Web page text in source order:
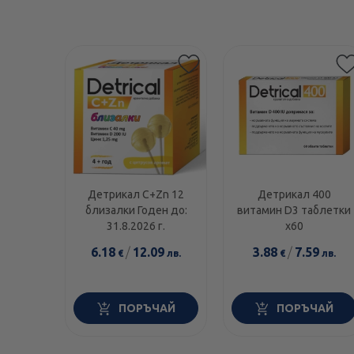
Детрикал C+Zn 12
близалки Годен до:
31.8.2026 г.
6.18 € / 12.09 лв.
ПОРЪЧАЙ
Детрикал 400
витамин D3 таблетки
х60
3.88€ / 7.59лв.
ПОРЪЧАЙ